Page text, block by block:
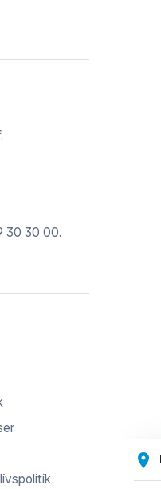
30 30 00.